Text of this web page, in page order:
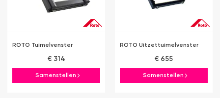
ROTO Tuimelvenster
€ 314
Samenstellen
ROTO Uitzettuimelvenster
€ 655
Samenstellen